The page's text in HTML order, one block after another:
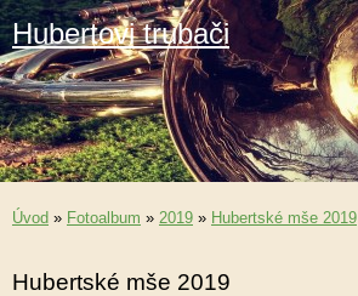
Hubertovi trubači
Úvod » Fotoalbum » 2019 » Hubertské mše 2019
Hubertské mše 2019